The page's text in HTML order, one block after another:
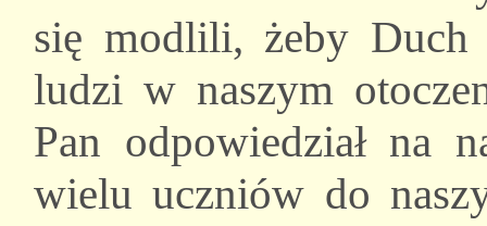
się modlili, żeby
ludzi w naszym
Pan odpowiedział na
wielu uczniów do